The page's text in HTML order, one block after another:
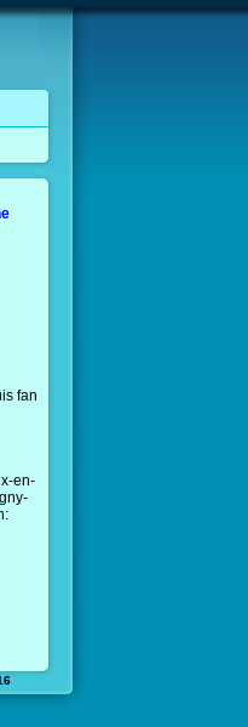
fan
en-